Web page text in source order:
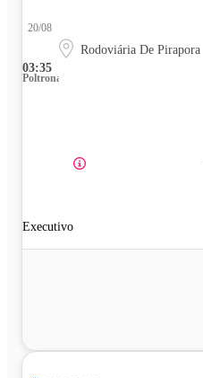
03:35
20/08
Rodoviária De Pirapora
Poltrona
Executivo